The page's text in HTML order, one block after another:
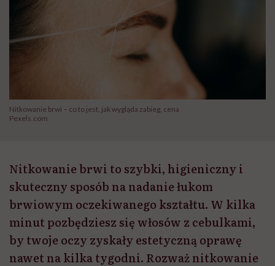
Nitkowanie brwi – co to jest, jak wygląda zabieg, cena
Pexels.com
Nitkowanie brwi to szybki, higieniczny i
skuteczny sposób na nadanie łukom
brwiowym oczekiwanego kształtu. W kilka
minut pozbędziesz się włosów z cebulkami,
by twoje oczy zyskały estetyczną oprawę
nawet na kilka tygodni. Rozważ nitkowanie